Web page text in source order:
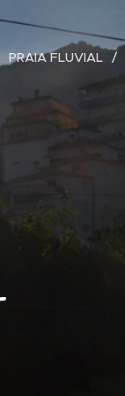
PRAIA FLUVIAL